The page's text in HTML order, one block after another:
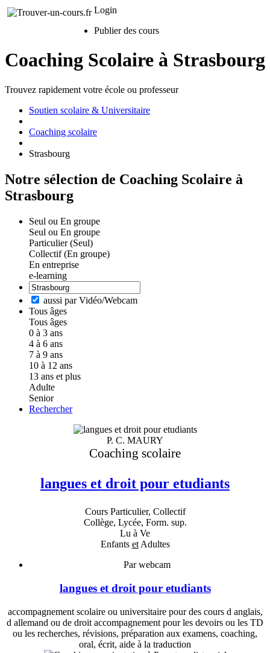
Login
Publier des cours
Coaching Scolaire à Strasbourg
Trouvez rapidement votre école ou professeur
Soutien scolaire & Universitaire
Coaching scolaire
Strasbourg
Notre sélection de Coaching Scolaire à
Strasbourg
Seul ou En groupe
Seul ou En groupe
Particulier (Seul)
Collectif (En groupe)
En entreprise
e-learning
aussi par Vidéo/Webcam
Tous âges
Tous âges
0 à 3 ans
4 à 6 ans
7 à 9 ans
10 à 12 ans
13 ans et plus
Adulte
Senior
Rechercher
P. C. MAURY
Coaching scolaire
langues et droit pour etudiants
Cours Particulier, Collectif
Collège, Lycée, Form. sup.
Lu à Ve
Enfants etAdultes
Par webcam
langues et droit pour etudiants
accompagnement scolaire ou universitaire pour des cours d anglais,
d allemand ou de droit accompagnement pour les devoirs ou les TD
ou les recherches, révisions, préparation aux examens, coaching,
oral, écrit, aide à la traduction